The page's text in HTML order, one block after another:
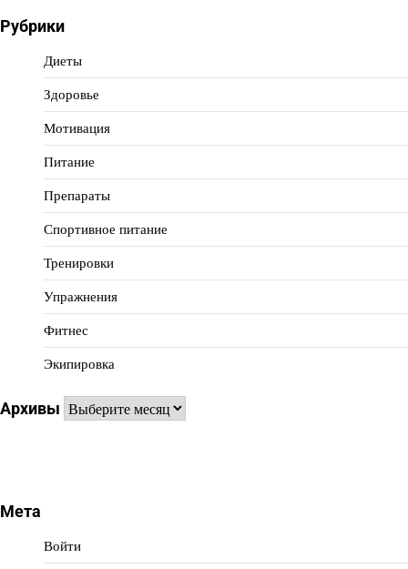
Рубрики
Диеты
Здоровье
Мотивация
Питание
Препараты
Спортивное питание
Тренировки
Упражнения
Фитнес
Экипировка
Архивы Архивы
Мета
Войти